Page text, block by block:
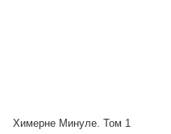
Химерне Минуле. Том 1